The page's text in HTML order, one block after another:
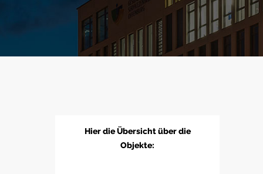
Hier die Übersicht über die
Objekte: